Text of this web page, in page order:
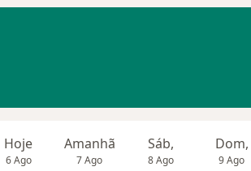
Hoje
6 Ago
Amanhã
7 Ago
Sáb,
8 Ago
Dom,
9 Ago